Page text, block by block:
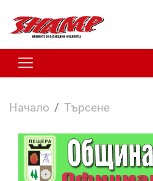
Начало Търсене